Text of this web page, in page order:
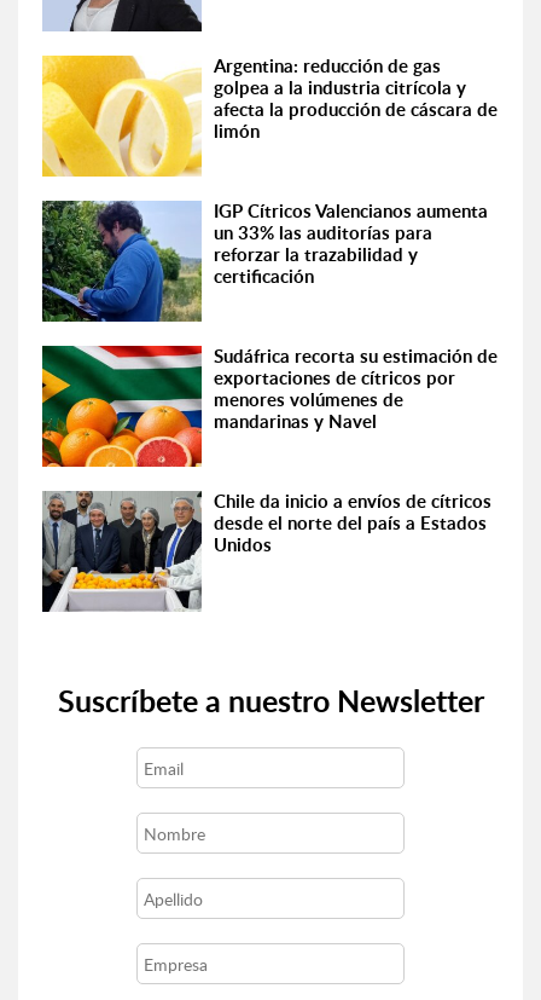
Argentina: reducción de gas
golpea a la industria citrícola y
afecta la producción de cáscara de
limón
IGP Cítricos Valencianos aumenta
un 33% las auditorías para
reforzar la trazabilidad y
certificación
Sudáfrica recorta su estimación de
exportaciones de cítricos por
menores volúmenes de
mandarinas y Navel
Chile da inicio a envíos de cítricos
desde el norte del país a Estados
Unidos
Suscríbete a nuestro Newsletter